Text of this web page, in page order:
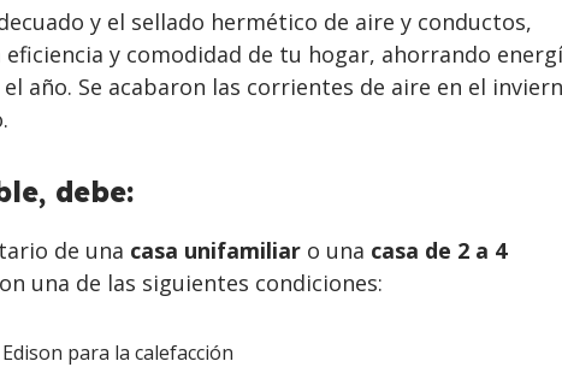
y el sellado hermético de aire y conductos,
y comodidad de tu hogar, ahorrando
año. Se acabaron las corrientes de aire en el
debe:
de una casa unifamiliaro una casa de 2 a 4
una de las siguientes condiciones:
para la calefacción